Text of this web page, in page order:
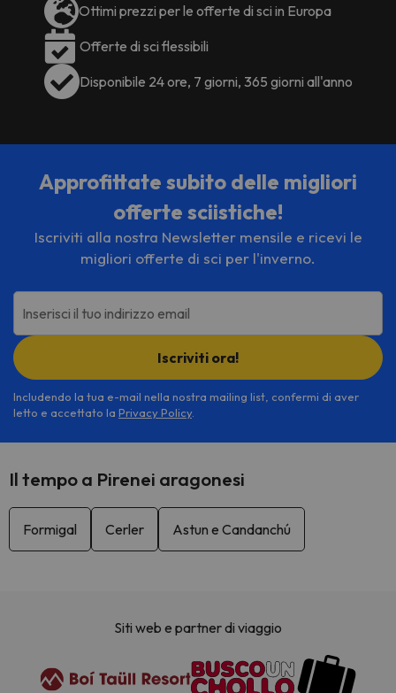
Ottimi prezzi per le offerte di sci in Europa
Offerte di sci flessibili
Disponibile 24 ore, 7 giorni, 365 giorni all'anno
Approfittate subito delle migliori
offerte sciistiche!
Iscriviti alla nostra Newsletter mensile e ricevi le
migliori offerte di sci per l'inverno.
Inserisci il tuo indirizzo email
Iscriviti ora!
Includendo la tua e-mail nella nostra mailing list, confermi di aver
letto e accettato la Privacy Policy.
Il tempo a Pirenei aragonesi
Formigal Cerler Astun e Candanchú
Siti web e partner di viaggio